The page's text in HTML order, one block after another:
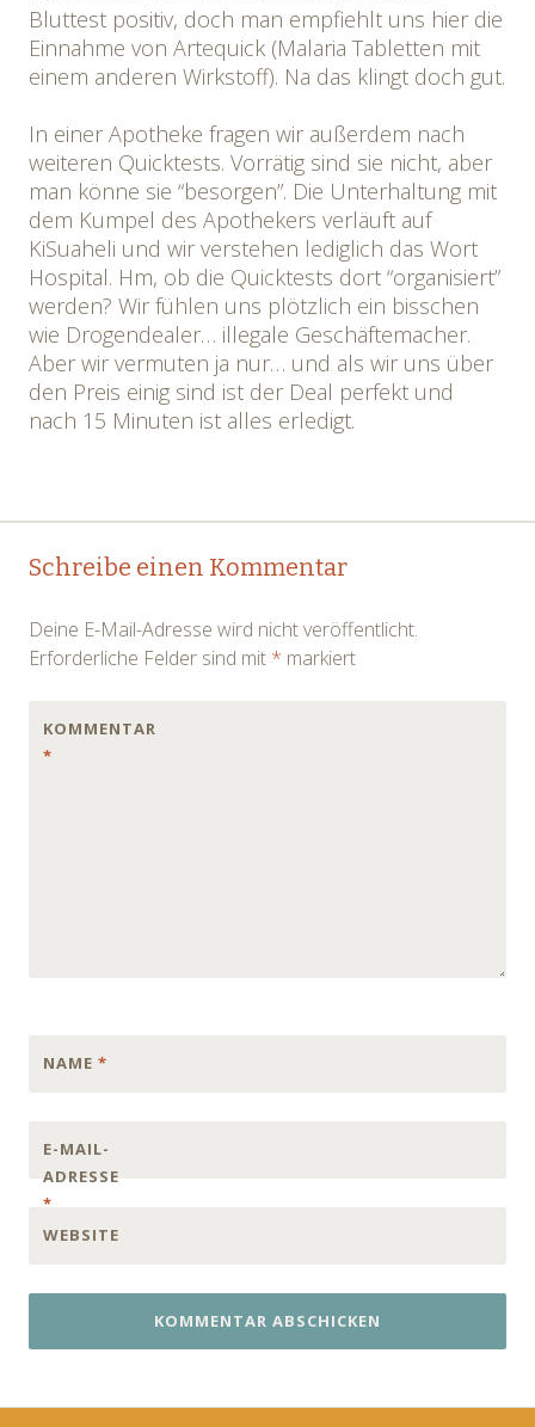
Bluttest positiv, doch man empfiehlt uns hier die
Einnahme von Artequick (Malaria Tabletten mit
einem anderen Wirkstoff). Na das klingt doch gut.
In einer Apotheke fragen wir außerdem nach
weiteren Quicktests. Vorrätig sind sie nicht, aber
man könne sie “besorgen”. Die Unterhaltung mit
dem Kumpel des Apothekers verläuft auf
KiSuaheli und wir verstehen lediglich das Wort
Hospital. Hm, ob die Quicktests dort “organisiert”
werden? Wir fühlen uns plötzlich ein bisschen
wie Drogendealer… illegale Geschäftemacher.
Aber wir vermuten ja nur… und als wir uns über
den Preis einig sind ist der Deal perfekt und
nach 15 Minuten ist alles erledigt.
Post
Schreibe einen Kommentar
Deine E-Mail-Adresse wird nicht veröffentlicht.
Erforderliche Felder sind mit * markiert
KOMMENTAR
*
NAME *
E-MAIL-
ADRESSE
*
WEBSITE